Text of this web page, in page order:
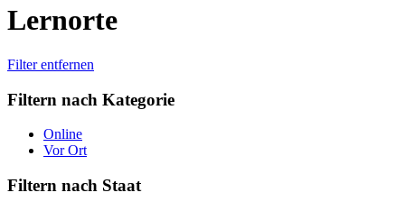
Lernorte
Filter entfernen
Filtern nach Kategorie
Online
Vor Ort
Filtern nach Staat